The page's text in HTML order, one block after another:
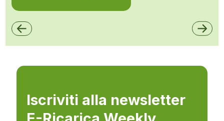
Iscriviti alla newsletter